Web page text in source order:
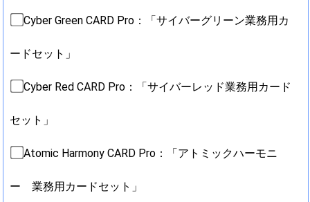
Cyber Green CARD Pro：「サイバーグリーン業務用カ
ードセット」
Cyber Red CARD Pro：「サイバーレッド業務用カード
セット」
Atomic Harmony CARD Pro：「アトミックハーモニ
ー 業務用カードセット」